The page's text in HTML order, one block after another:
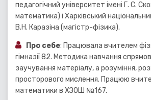
педагогічний університет імені Г. С.
математика) і Харківський
В.Н. Каразіна (магістр-фізика).
Про себе: Працювала вчителем
гімназії 82. Методика навчання
заучування матеріалу, а розуміння,
просторового мислення. Працюю
математики в ХЗОШ №167.